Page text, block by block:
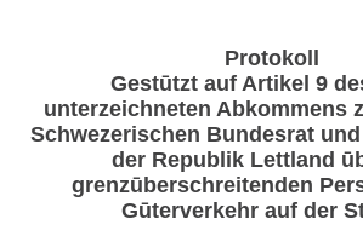
Protokoll
Gestūtzt auf Artikel 9
unterzeichneten Abkommens
Schwezerischen Bundesrat
der Republik Lettland
grenzūberschreitenden
Gūterverkehr auf der